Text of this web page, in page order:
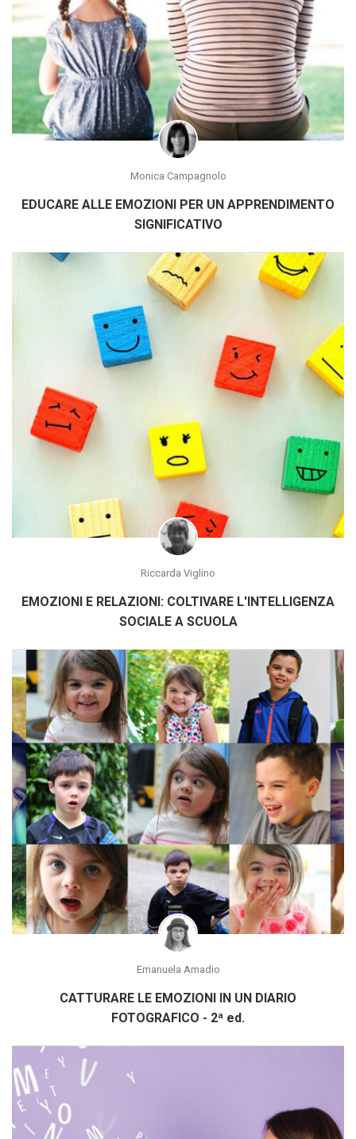
Monica Campagnolo
EDUCARE ALLE EMOZIONI PER UN APPRENDIMENTO
SIGNIFICATIVO
Riccarda Viglino
EMOZIONI E RELAZIONI: COLTIVARE L'INTELLIGENZA
SOCIALE A SCUOLA
Emanuela Amadio
CATTURARE LE EMOZIONI IN UN DIARIO
FOTOGRAFICO - 2ª ed.